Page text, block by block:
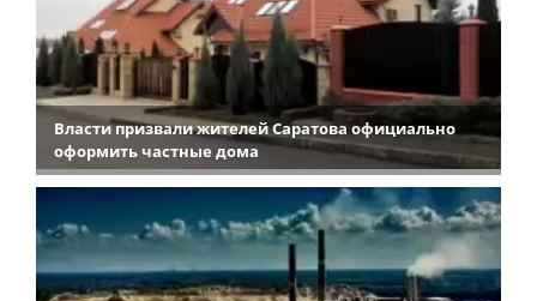
Власти призвали жителей Саратова официально
оформить частные дома